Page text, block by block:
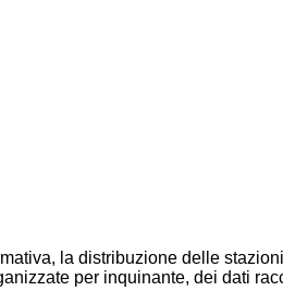
la distribuzione delle
per inquinante, dei dati